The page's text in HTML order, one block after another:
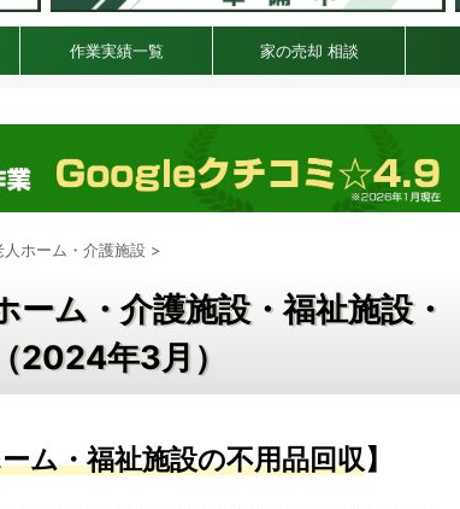
作業実績一覧 家の売却 相談
人ホーム・介護施設 >
ーム・介護施設・福祉施設・
2024年3月）
ム・福祉施設の不用品回収】